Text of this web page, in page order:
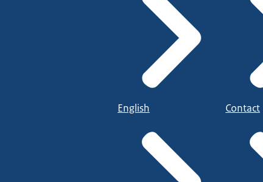
English Contact